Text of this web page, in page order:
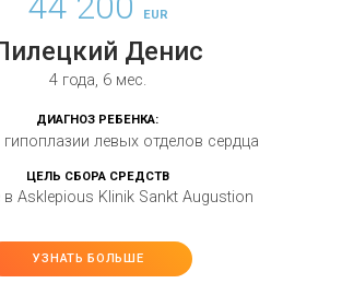
EUR
Денис
4 года, 6 мес.
ДИАГНОЗ РЕБЕНКА:
левых отделов сердца
ЦЕЛЬ СБОРА СРЕДСТВ
в Asklepious Klinik Sankt Augustion
УЗНАТЬ БОЛЬШЕ